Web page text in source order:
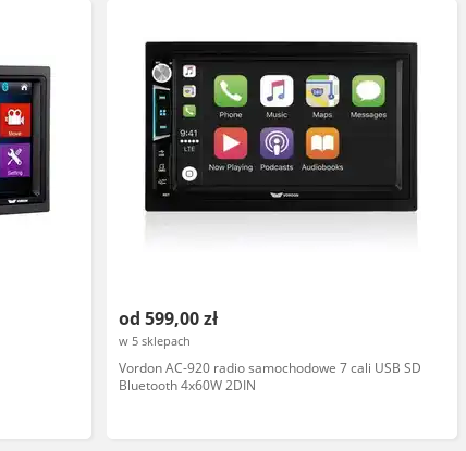
od 599,00 zł
w 5 sklepach
Vordon AC-920 radio samochodowe 7 cali USB SD
Bluetooth 4x60W 2DIN